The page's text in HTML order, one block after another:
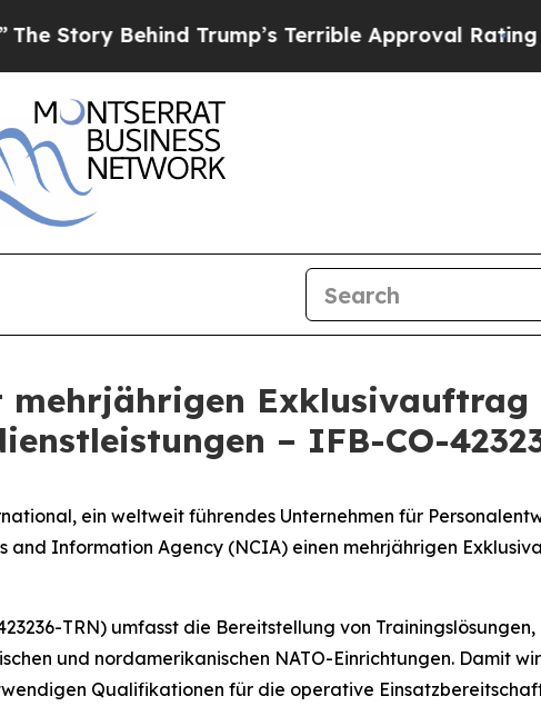
Behind Trump’s Terrible Approval Rating Black
Exklusivauftrag
– IFB-CO-
ein weltweit führendes Unternehmen für
and Information Agency (NCIA) einen mehrjährigen
TRN) umfasst die Bereitstellung von Trainingslösungen,
und nordamerikanischen NATO-Einrichtungen. Damit
Qualifikationen für die operative